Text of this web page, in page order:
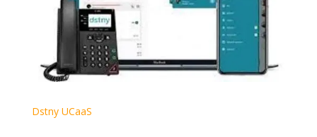
Dstny UCaaS